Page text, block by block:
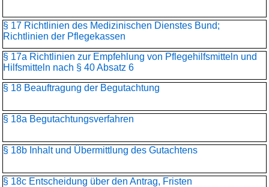
§ 17 Richtlinien des Medizinischen Dienstes Bund;
Richtlinien der Pflegekassen
§ 17a Richtlinien zur Empfehlung von Pflegehilfsmitteln und
Hilfsmitteln nach § 40 Absatz 6
§ 18 Beauftragung der Begutachtung
§ 18a Begutachtungsverfahren
§ 18b Inhalt und Übermittlung des Gutachtens
§ 18c Entscheidung über den Antrag, Fristen